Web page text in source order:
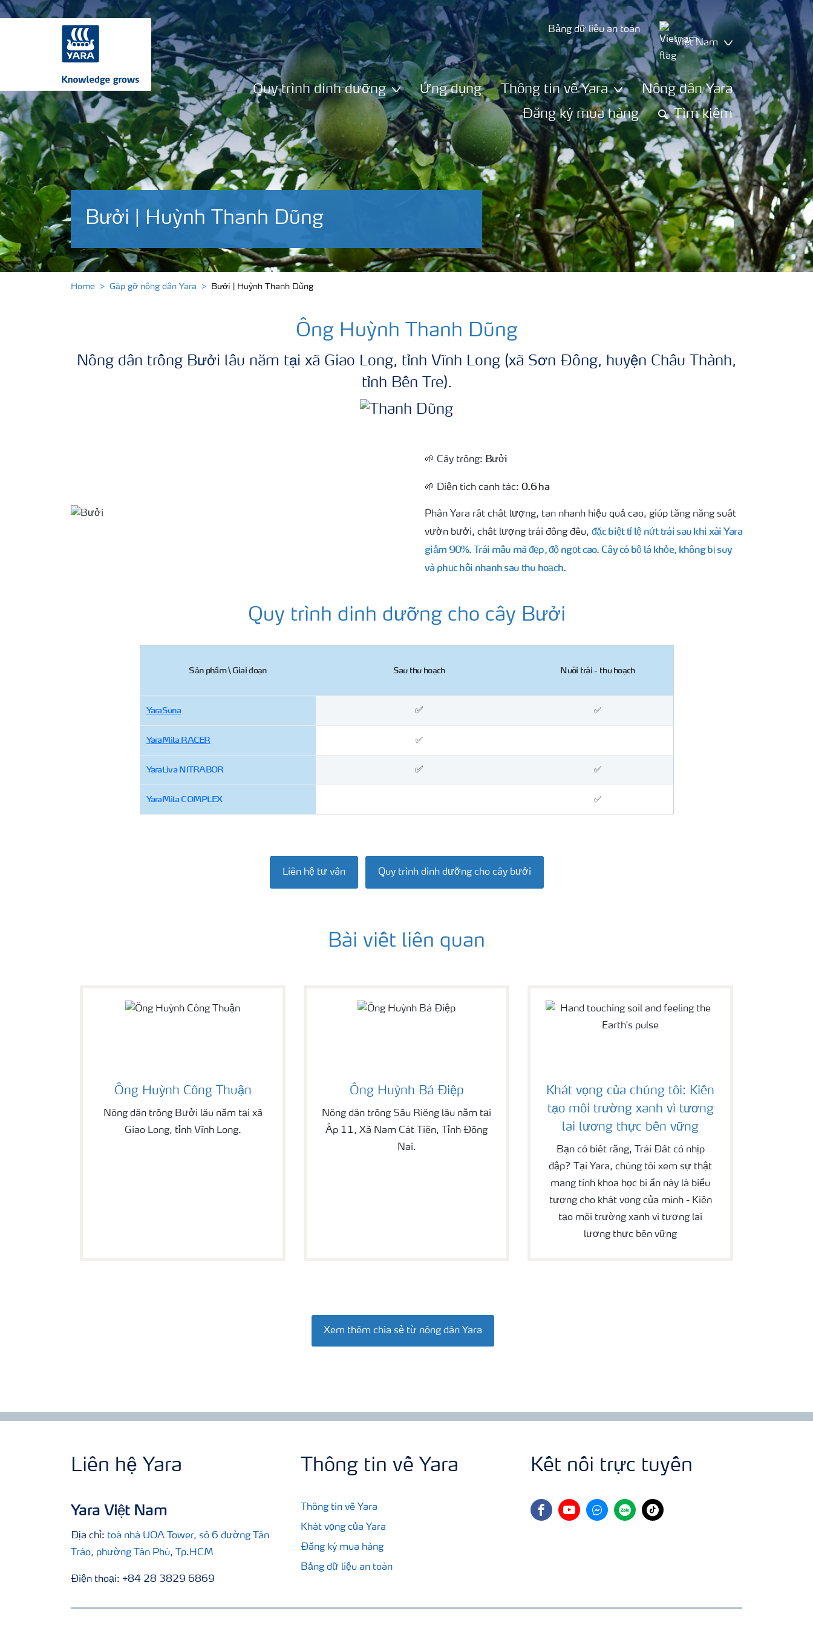
Bảng dữ liệu an toàn
Việt Nam
Quy trình dinh dưỡng Ứng dụng Thông tin về Yara
Nông dân Yara
Đăng ký mua hàng
Tìm kiếm
Bưởi | Huỳnh Thanh Dũng
Home Gặp gỡ nông dân Yara Bưởi | Huỳnh Thanh Dũng
Ông Huỳnh Thanh Dũng
Nông dân trồng Bưởi lâu năm tại xã Giao Long, tỉnh Vĩnh Long (xã Sơn Đông, huyện Châu Thành,
tỉnh Bến Tre).
🌱 Cây trồng: Bưởi
🌱 Diện tích canh tác: 0.6 ha
Phân Yara rất chất lượng, tan nhanh hiệu quả cao, giúp tăng năng suất
vườn bưởi, chất lượng trái đồng đều, đặc biệt tỉ lệ nứt trái sau khi xài Yara
giảm 90%. Trái mẫu mã đẹp, độ ngọt cao. Cây có bộ lá khỏe, không bị suy
và phục hồi nhanh sau thu hoạch.
Quy trình dinh dưỡng cho cây Bưởi
Sản phẩm \ Giai đoạn Sau thu hoạch Nuôi trái - thu hoạch
YaraSuna ✅ ✅
YaraMila RACER ✅
YaraLiva NITRABOR ✅ ✅
YaraMila COMPLEX ✅
Liên hệ tư vấn Quy trình dinh dưỡng cho cây bưởi
Bài viết liên quan
Ông Huỳnh Công Thuận
Nông dân trồng Bưởi lâu năm tại xã
Giao Long, tỉnh Vĩnh Long.
Ông Huỳnh Bá Điệp
Nông dân trồng Sầu Riêng lâu năm tại
Ấp 11, Xã Nam Cát Tiên, Tỉnh Đồng
Nai.
Khát vọng của chúng tôi: Kiến
tạo môi trường xanh vì tương
lai lương thực bền vững
Bạn có biết rằng, Trái Đất có nhịp
đập? Tại Yara, chúng tôi xem sự thật
mang tính khoa học bí ẩn này là biểu
tượng cho khát vọng của mình - Kiến
tạo môi trường xanh vì tương lai
lương thực bền vững
Xem thêm chia sẻ từ nông dân Yara
Liên hệ Yara
Yara Việt Nam
Địa chỉ: toà nhà UOA Tower, số 6 đường Tân
Trào, phường Tân Phú, Tp.HCM
Điện thoại: +84 28 3829 6869
Thông tin về Yara
Thông tin về Yara
Khát vọng của Yara
Đăng ký mua hàng
Bảng dữ liệu an toàn
Kết nối trực tuyến
facebookyoutube
fb zalo tiktok